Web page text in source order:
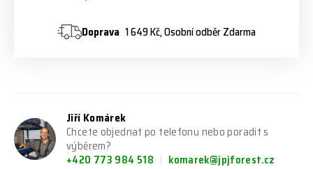
Doprava 1 649 Kč, Osobní odběr Zdarma
Jiří Komárek
Chcete objednat po telefonu nebo poradit s
výběrem?
+420 773 984 518
komarek@jpjforest.cz